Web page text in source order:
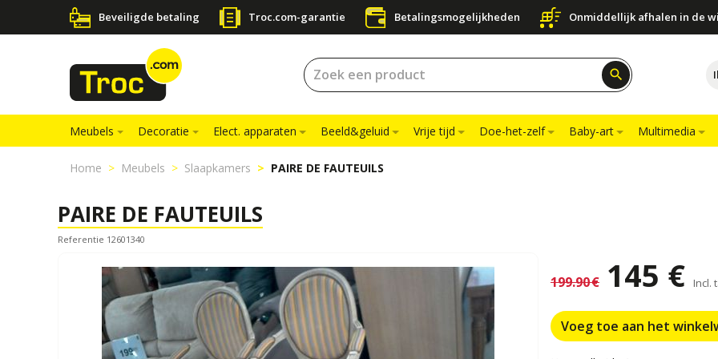
Beveiligde betaling Troc.com-garantie Betalingsmogelijkheden Onmiddellijk afhalen in de
search
Meubels Decoratie Elect. apparaten Beeld&geluid Vrije tijd Doe-het-zelf Baby-art Multimedia
Home Meubels Slaapkamers PAIRE DE FAUTEUILS
PAIRE DE FAUTEUILS
Referentie 12601340
199.90 € 145 € Incl.
Voeg toe aan het